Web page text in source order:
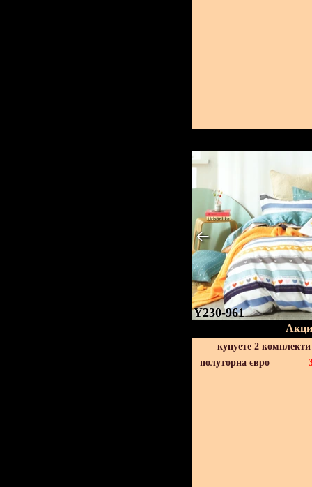
Y230-961
купуете 2
полуторна євро